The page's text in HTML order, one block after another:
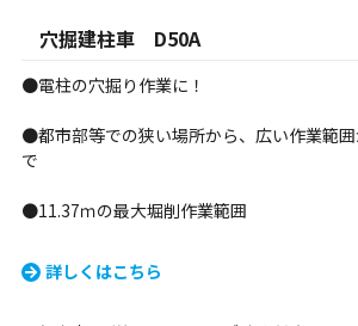
穴掘建柱車 D50A
●電柱の穴掘り作業に！
●都市部等での狭い場所から、広い作業範
で
●11.37ｍの最大堀削作業範囲
詳しくはこちら